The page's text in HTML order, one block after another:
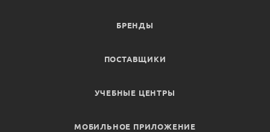
БРЕНДЫ
ПОСТАВЩИКИ
УЧЕБНЫЕ ЦЕНТРЫ
МОБИЛЬНОЕ ПРИЛОЖЕНИЕ